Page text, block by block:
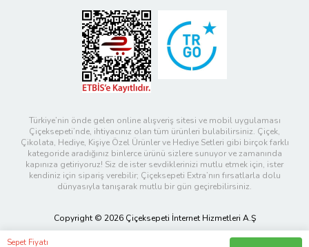
Sepet Fiyatı
Türkiye’nin önde gelen online alışveriş sitesi ve mobil uygulaması
Çiçeksepeti’nde, ihtiyacınız olan tüm ürünleri bulabilirsiniz. Çiçek,
Çikolata, Hediye, Kişiye Özel Ürünler ve Hediye Setleri gibi birçok farklı
kategoride aradığınız binlerce ürünü sizlere sunuyor ve zamanında
kapınıza getiriyoruz! Siz de ister sevdiklerinizi mutlu etmek için, ister
kendiniz için sipariş verebilir; Çiçeksepeti Extra’nın fırsatlarla dolu
dünyasıyla tanışarak mutlu bir gün geçirebilirsiniz.
Copyright © 2026 Çiçeksepeti İnternet Hizmetleri A.Ş